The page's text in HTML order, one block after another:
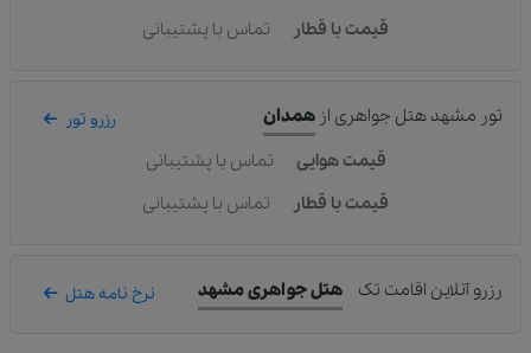
قیمت با قطار
تماس با پشتیبانی
تور مشهد هتل جواهری از همدان رزرو تور
قیمت هوایی
تماس با پشتیبانی
قیمت با قطار
تماس با پشتیبانی
رزرو آنلاین اقامت تک هتل جواهری مشهد نرخ نامه هتل